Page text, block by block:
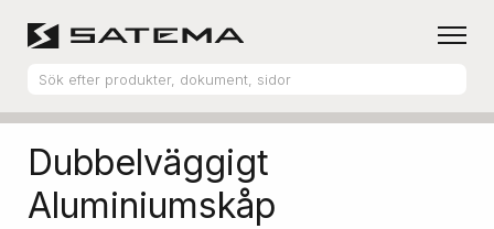
Produktsortiment Aluminiumskåp
Dubbelväggigt
Aluminiumskåp